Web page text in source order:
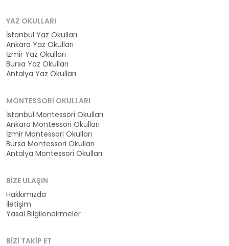
YAZ OKULLARI
İstanbul Yaz Okulları
Ankara Yaz Okulları
İzmir Yaz Okulları
Bursa Yaz Okulları
Antalya Yaz Okulları
MONTESSORI OKULLARI
İstanbul Montessori Okulları
Ankara Montessori Okulları
İzmir Montessori Okulları
Bursa Montessori Okulları
Antalya Montessori Okulları
BIZE ULAŞIN
Hakkımızda
İletişim
Yasal Bilgilendirmeler
BIZI TAKIP ET